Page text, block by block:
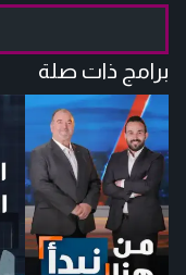
برامج ذات صلة